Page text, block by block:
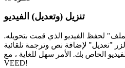
تنزيل (وتعديل) الفيديو
لحفظ الفيديو الذي قمت بتحويله.
"تعديل" لإضافة نص وترجمة تلقائية
الخاص بك. الأمر سهل للغاية ، مع
VEED!